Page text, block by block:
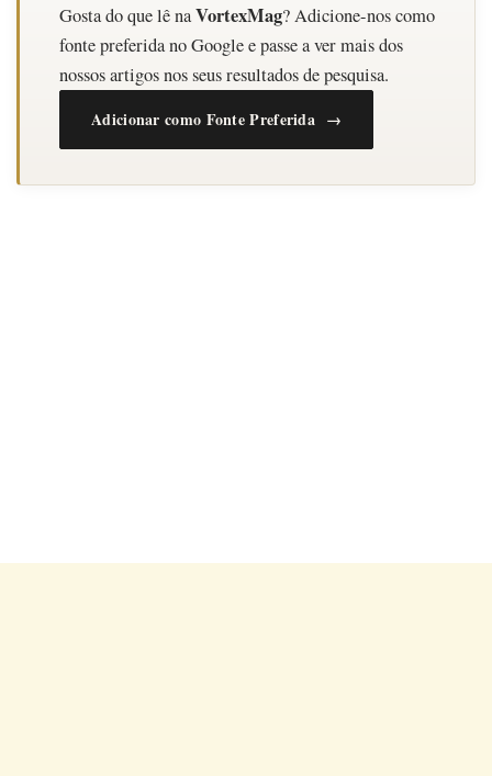
Gosta do que lê naVortexMag? Adicione-nos como
fonte preferida no Google e passe a ver mais dos
nossos artigos nos seus resultados de pesquisa.
Adicionar como Fonte Preferida →